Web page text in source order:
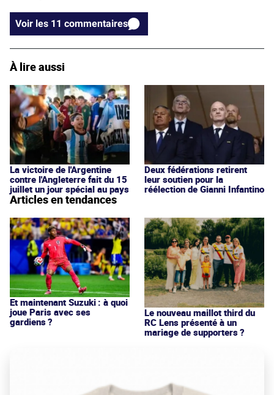
Voir les 11 commentaires
À lire aussi
La victoire de l'Argentine
contre l'Angleterre fait du 15
juillet un jour spécial au pays
Deux fédérations retirent
leur soutien pour la
réélection de Gianni Infantino
Articles en tendances
Et maintenant Suzuki : à quoi
joue Paris avec ses
gardiens ?
Le nouveau maillot third du
RC Lens présenté à un
mariage de supporters ?